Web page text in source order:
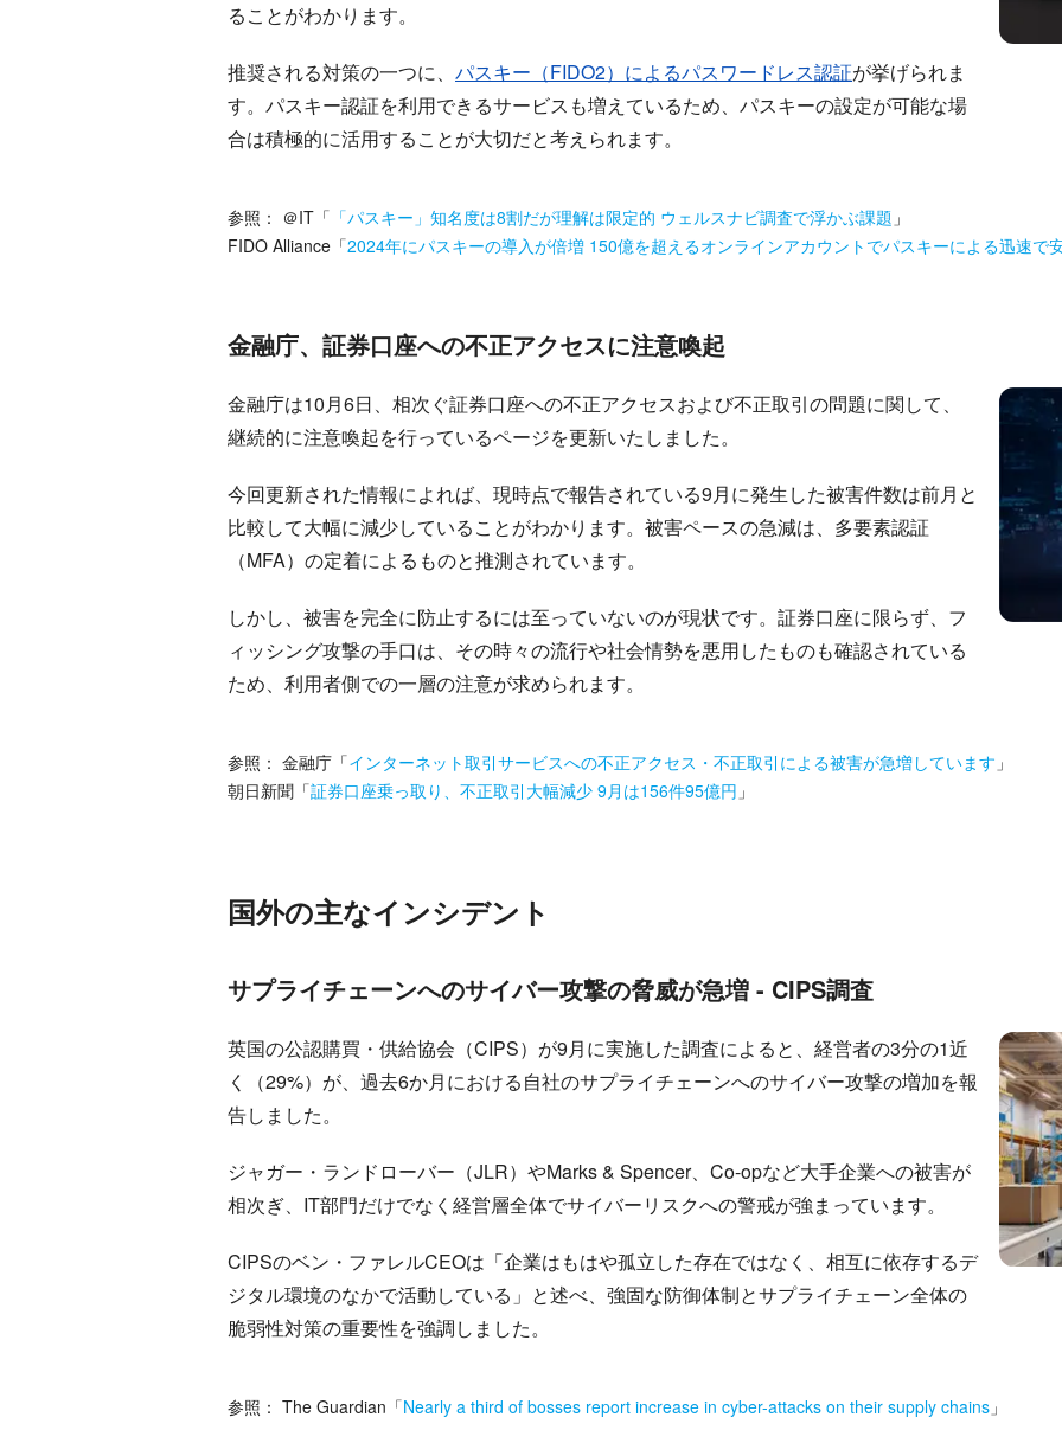
ることがわかります。
推奨される対策の一つに、 パスキー（FIDO2）によるパスワードレス認証が挙げられま
す。パスキー認証を利用できるサービスも増えているため、パスキーの設定が可能な場
合は積極的に活用することが大切だと考えられます。
参照： ＠IT 「 「パスキー」知名度は8割だが理解は限定的 ウェルスナビ調査で浮かぶ課題 」
FIDO Alliance 「2024年にパスキーの導入が倍増 150億を超えるオンラインアカウントでパスキーによる迅速で
金融庁、証券口座への不正アクセスに注意喚起
金融庁は10月6日、相次ぐ証券口座への不正アクセスおよび不正取引の問題に関して、
継続的に注意喚起を行っているページを更新いたしました。
今回更新された情報によれば、現時点で報告されている9月に発生した被害件数は前月と
比較して大幅に減少していることがわかります。被害ペースの急減は、多要素認証
（MFA）の定着によるものと推測されています。
しかし、被害を完全に防止するには至っていないのが現状です。証券口座に限らず、フ
ィッシング攻撃の手口は、その時々の流行や社会情勢を悪用したものも確認されている
ため、利用者側での一層の注意が求められます。
参照： 金融庁 「インターネット取引サービスへの不正アクセス・不正取引による被害が急増しています 」
朝日新聞 「証券口座乗っ取り、不正取引大幅減少 9月は156件95億円 」
国外の主なインシデント
サプライチェーンへのサイバー攻撃の脅威が急増 - CIPS調査
英国の公認購買・供給協会（CIPS）が9月に実施した調査によると、経営者の3分の1近
く（29%）が、過去6か月における自社のサプライチェーンへのサイバー攻撃の増加を報
告しました。
ジャガー・ランドローバー（JLR）やMarks & Spencer、Co-opなど大手企業への被害が
相次ぎ、IT部門だけでなく経営層全体でサイバーリスクへの警戒が強まっています。
CIPSのベン・ファレルCEOは「企業はもはや孤立した存在ではなく、相互に依存するデ
ジタル環境のなかで活動している」と述べ、強固な防御体制とサプライチェーン全体の
脆弱性対策の重要性を強調しました。
参照： The Guardian 「Nearly a third of bosses report increase in cyber-attacks on their supply chains 」